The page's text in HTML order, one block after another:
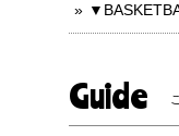
Guide